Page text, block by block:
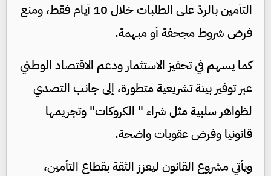
التأمين بالردّ على الطلبات خلال 10 أيام فقط، ومنع
فرض شروط مجحفة أو مبهمة.
كما يسهم في تحفيز الاستثمار ودعم الاقتصاد الوطني
عبر توفير بيئة تشريعية متطورة، إلى جانب التصدي
لظواهر سلبية مثل شراء " الكروكات" وتجريمها
قانونيا وفرض عقوبات واضحة.
ويأتي مشروع القانون ليعزز الثقة بقطاع التأمين،